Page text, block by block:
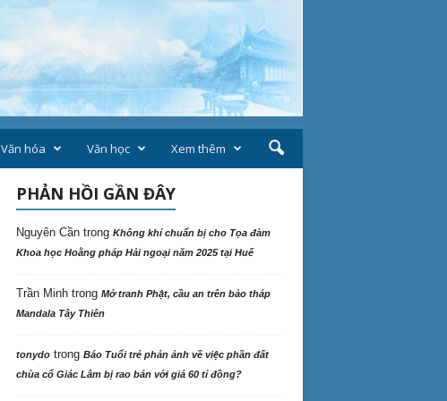
Văn hóa Văn học Xem thêm
PHẢN HỒI GẦN ĐÂY
Nguyên Cầntrong Không khí chuẩn bị cho Tọa đàm
Khoa học Hoằng pháp Hải ngoại năm 2025 tại Huế
Trần Minhtrong Mở tranh Phật, cầu an trên bảo tháp
Mandala Tây Thiên
tonydotrong Báo Tuổi trẻ phản ảnh về việc phần đất
chùa cổ Giác Lâm bị rao bán với giá 60 tỉ đồng?